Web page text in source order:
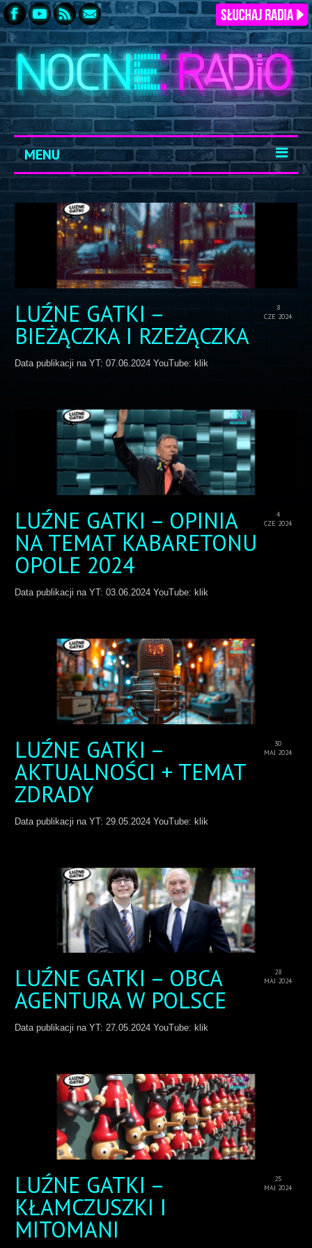
MENU
START
ARCHIWUM
KONTAKT
LOGOWANIE
8
CZE 2024
LUŹNE GATKI –
BIEŻĄCZKA I RZEŻĄCZKA
Data publikacji na YT: 07.06.2024 YouTube: klik
4
CZE 2024
LUŹNE GATKI – OPINIA
NA TEMAT KABARETONU
OPOLE 2024
Data publikacji na YT: 03.06.2024 YouTube: klik
30
MAJ 2024
LUŹNE GATKI –
AKTUALNOŚCI + TEMAT
ZDRADY
Data publikacji na YT: 29.05.2024 YouTube: klik
28
MAJ 2024
LUŹNE GATKI – OBCA
AGENTURA W POLSCE
Data publikacji na YT: 27.05.2024 YouTube: klik
25
MAJ 2024
LUŹNE GATKI –
KŁAMCZUSZKI I
MITOMANI